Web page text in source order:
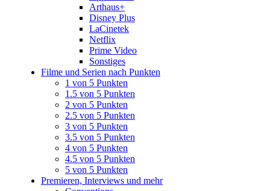
Arthaus+
Disney Plus
LaCinetek
Netflix
Prime Video
Sonstiges
Filme und Serien nach Punkten
1 von 5 Punkten
1.5 von 5 Punkten
2 von 5 Punkten
2.5 von 5 Punkten
3 von 5 Punkten
3.5 von 5 Punkten
4 von 5 Punkten
4.5 von 5 Punkten
5 von 5 Punkten
Premieren, Interviews und mehr